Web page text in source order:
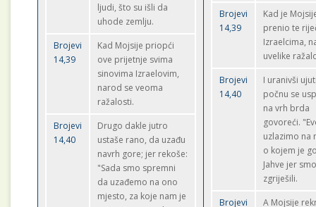
ljudi, što su išli da
uhode zemlju.
Brojevi
14,39
Kad Mojsije priopći
ove prijetnje svima
sinovima Izraelovim,
narod se veoma
ražalosti.
Brojevi
14,40
Drugo dakle jutro
ustaše rano, da uzađu
navrh gore; jer rekoše:
"Sada smo spremni
da uzađemo na ono
mjesto, za koje nam je
Brojevi
14,39
Kad je
prenio te
Izraelcima,
uvelike
Brojevi
14,40
I uranivši
počnu se
na vrh brda
govoreći.
uzlazimo na
o kojem je
Jahve jer
zgriješili.
Brojevi
A Mojsije